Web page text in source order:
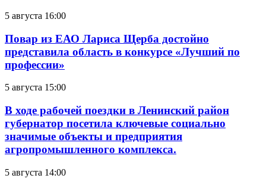
5 августа 16:00
Повар из ЕАО Лариса Щерба достойно
представила область в конкурсе «Лучший по
профессии»
5 августа 15:00
В ходе рабочей поездки в Ленинский район
губернатор посетила ключевые социально
значимые объекты и предприятия
агропромышленного комплекса.
5 августа 14:00